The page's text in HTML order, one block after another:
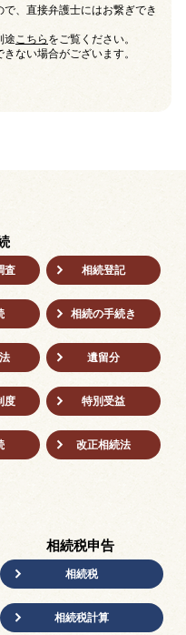
、直接弁護士にはお繋ぎでき
途 こちら をご覧ください。
ない場合がございます。
査 相続登記
相続の⼿続き
遺留分
度 特別受益
改正相続法
相続税申告
相続税
相続税計算